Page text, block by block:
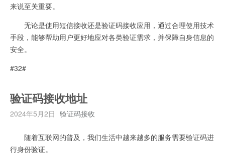
来说至关重要。
无论是使用短信接收还是验证码接收应用，通过合理使用技术
手段，能够帮助用户更好地应对各类验证需求，并保障自身信息的
安全。
#32#
验证码接收地址
2024年5月2日 验证码接收
随着互联网的普及，我们生活中越来越多的服务需要验证码进
行身份验证。